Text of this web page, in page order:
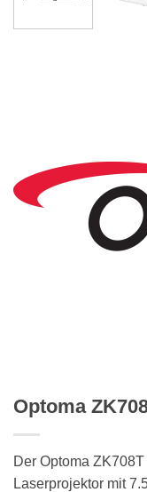
Optoma
Der Optoma
Laserprojektor mit